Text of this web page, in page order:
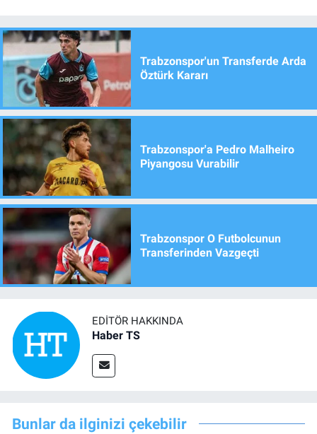
Trabzonspor'un Transferde Arda
Öztürk Kararı
Trabzonspor'a Pedro Malheiro
Piyangosu Vurabilir
Trabzonspor O Futbolcunun
Transferinden Vazgeçti
EDITÖR HAKKINDA
Haber TS
Bunlar da ilginizi çekebilir